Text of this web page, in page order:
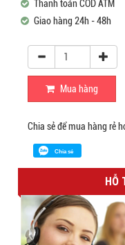
Thanh toán COD ATM
Giao hàng 24h - 48h
Mua hàng
Chia sẻ để mua hàng rẻ
Chia sẻ
HỖ